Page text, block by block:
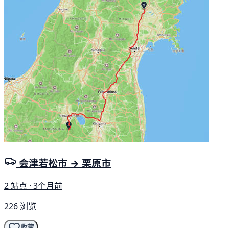
会津若松市 → 栗原市
2 站点 · 3个月前
226 浏览